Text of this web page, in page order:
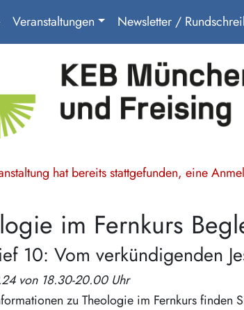
Veranstaltungen Newsletter /
hat bereits stattgefunden, eine
im Fernkurs
10: Vom verkündigenden
von 18.30-20.00 Uhr
zu Theologie im Fernkurs finden